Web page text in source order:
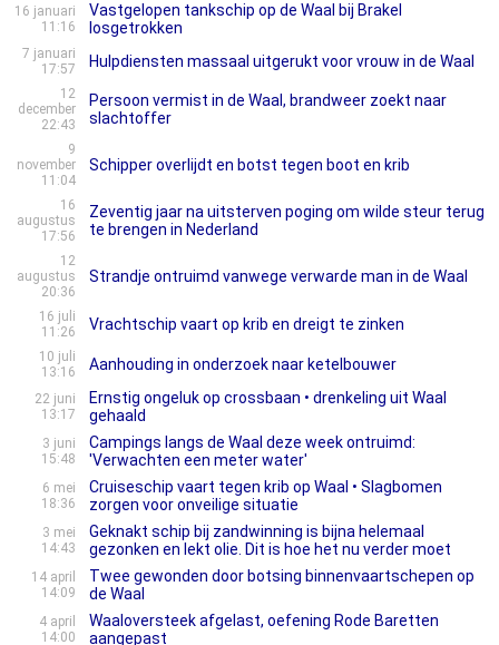
16 januari
11:16
Vastgelopen tankschip op de Waal bij Brakel
losgetrokken
7 januari
17:57
Hulpdiensten massaal uitgerukt voor vrouw in de Waal
12
december
22:43
Persoon vermist in de Waal, brandweer zoekt naar
slachtoffer
9
november
11:04
Schipper overlijdt en botst tegen boot en krib
16
augustus
17:56
Zeventig jaar na uitsterven poging om wilde steur terug
te brengen in Nederland
12
augustus
20:36
Strandje ontruimd vanwege verwarde man in de Waal
16 juli
11:26
Vrachtschip vaart op krib en dreigt te zinken
10 juli
13:16
Aanhouding in onderzoek naar ketelbouwer
22 juni
13:17
Ernstig ongeluk op crossbaan • drenkeling uit Waal
gehaald
3 juni
15:48
Campings langs de Waal deze week ontruimd:
'Verwachten een meter water'
6 mei
18:36
Cruiseschip vaart tegen krib op Waal • Slagbomen
zorgen voor onveilige situatie
3 mei
14:43
Geknakt schip bij zandwinning is bijna helemaal
gezonken en lekt olie. Dit is hoe het nu verder moet
14 april
14:09
Twee gewonden door botsing binnenvaartschepen op
de Waal
4 april
14:00
Waaloversteek afgelast, oefening Rode Baretten
aangepast